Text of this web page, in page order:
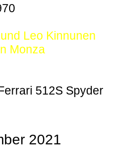
Leo Kinnunen
Monza
512S Spyder
2021